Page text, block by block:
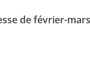
de février-